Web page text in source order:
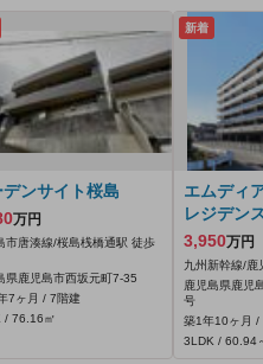
デンサイト桜島
万円
市唐湊線/桜島桟橋通駅 徒歩
県鹿児島市西坂元町7-35
7ヶ月 / 7階建
/ 76.16㎡
新着
エムディ
レジデン
3,950万円
九州新幹線/鹿
鹿児島県鹿児
号
築1年10ヶ月 /
3LDK / 60.94